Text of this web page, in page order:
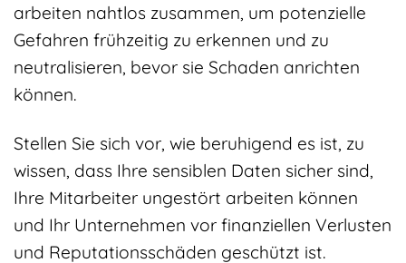
arbeiten nahtlos zusammen, um potenzielle
Gefahren frühzeitig zu erkennen und zu
neutralisieren, bevor sie Schaden anrichten
können.
Stellen Sie sich vor, wie beruhigend es ist, zu
wissen, dass Ihre sensiblen Daten sicher sind,
Ihre Mitarbeiter ungestört arbeiten können
und Ihr Unternehmen vor finanziellen Verlusten
und Reputationsschäden geschützt ist.